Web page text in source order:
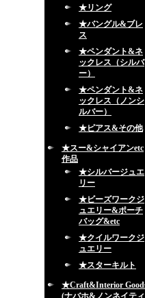
★リング
★バングル&ブレ
ス
★ペンダント&ネ
ックレス（シルバ
ー）
★ペンダント&ネ
ックレス（ノンシ
ルバー）
★ピアス&その他
★スー&シャイアンetc
作品
★シルバージュエ
リー
★ビーズワークジ
ュエリー&ポーチ
バッグ&etc
★クイルワークジ
ュエリー
★スターキルト
★Craft&Interior
(ナバホ&ノンネイティ